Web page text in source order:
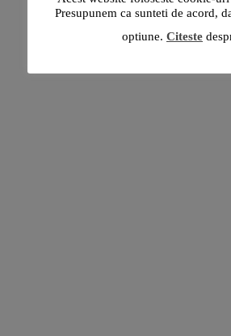
Presupunem ca sunteti de acord,
optiune. Citeste